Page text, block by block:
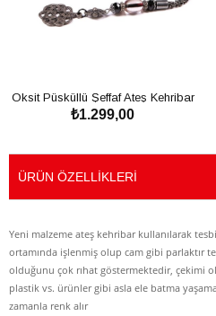
Oksit Püsküllü Şeffaf Ateş Kehribar
Tesbih
₺1.299,00
ÜRÜN ÖZELLIKLERI
Yeni malzeme ateş kehribar kullanılarak
ortamında işlenmiş olup cam gibi parlaktır
olduğunu çok rıhat göstermektedir, çekimi
plastik vs. ürünler gibi asla ele batma
zamanla renk alır